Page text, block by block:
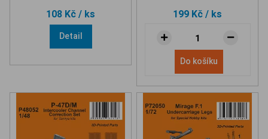
108 Kč / ks
Detail
199 Kč / ks
Do košíku